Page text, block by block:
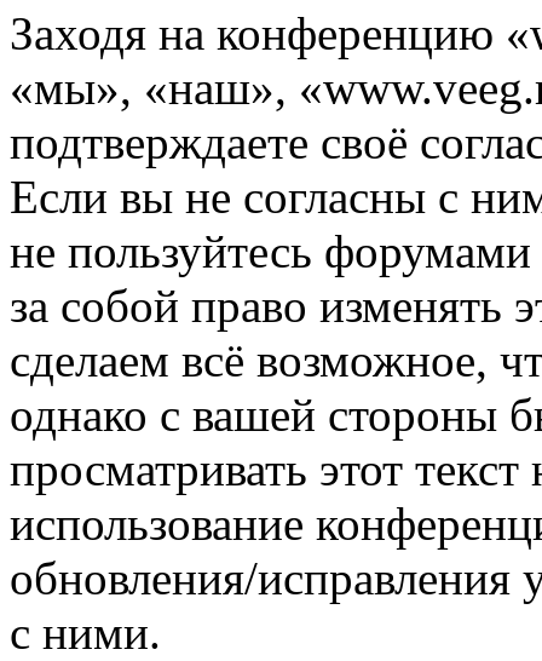
Заходя на конференцию
«мы», «наш»,
подтверждаете своё
Если вы не согласны с
не пользуйтесь
за собой право изменять
сделаем всё возможное,
однако с вашей стороны
просматривать этот
использование
обновления/исправления
с ними.